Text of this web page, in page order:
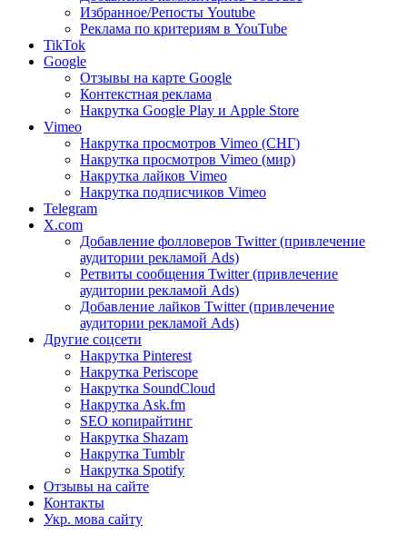
Избранное/Репосты Youtube
Реклама по критериям в YouTube
TikTok
Google
Отзывы на карте Google
Контекстная реклама
Накрутка Google Play и Apple Store
Vimeo
Накрутка просмотров Vimeo (СНГ)
Накрутка просмотров Vimeo (мир)
Накрутка лайков Vimeo
Накрутка подписчиков Vimeo
Telegram
X.com
Добавление фолловеров Twitter (привлечение
аудитории рекламой Ads)
Ретвиты сообщения Twitter (привлечение
аудитории рекламой Ads)
Добавление лайков Twitter (привлечение
аудитории рекламой Ads)
Другие соцсети
Накрутка Pinterest
Накрутка Periscope
Накрутка SoundCloud
Накрутка Ask.fm
SEO копирайтинг
Накрутка Shazam
Накрутка Tumblr
Накрутка Spotify
Отзывы на сайте
Контакты
Укр. мова сайту